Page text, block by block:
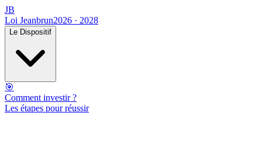
JB
Loi Jeanbrun2026 · 2028
Le Dispositif
🎯
Comment investir ?
Les étapes pour réussir